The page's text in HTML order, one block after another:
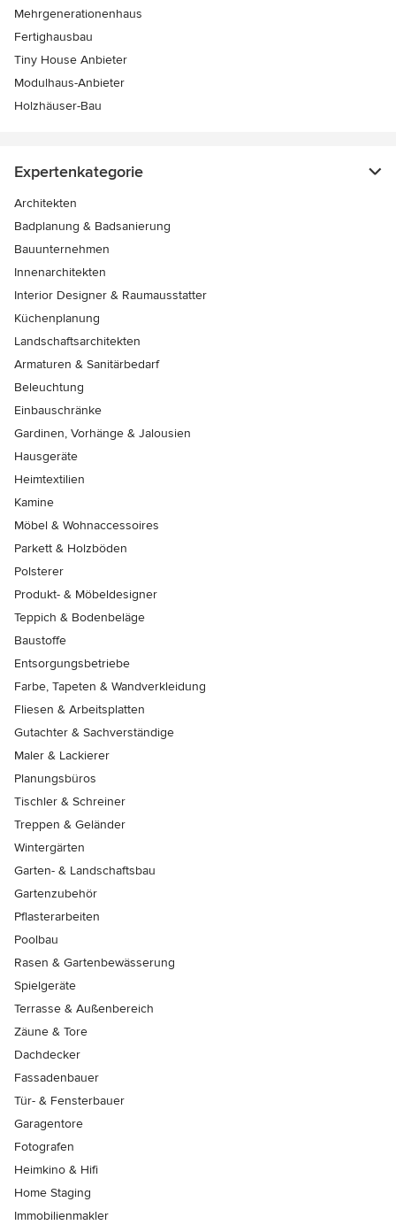
Mehrgenerationenhaus
Fertighausbau
Tiny House Anbieter
Modulhaus-Anbieter
Holzhäuser-Bau
Expertenkategorie
Architekten
Badplanung & Badsanierung
Bauunternehmen
Innenarchitekten
Interior Designer & Raumausstatter
Küchenplanung
Landschaftsarchitekten
Armaturen & Sanitärbedarf
Beleuchtung
Einbauschränke
Gardinen, Vorhänge & Jalousien
Hausgeräte
Heimtextilien
Kamine
Möbel & Wohnaccessoires
Parkett & Holzböden
Polsterer
Produkt- & Möbeldesigner
Teppich & Bodenbeläge
Baustoffe
Entsorgungsbetriebe
Farbe, Tapeten & Wandverkleidung
Fliesen & Arbeitsplatten
Gutachter & Sachverständige
Maler & Lackierer
Planungsbüros
Tischler & Schreiner
Treppen & Geländer
Wintergärten
Garten- & Landschaftsbau
Gartenzubehör
Pflasterarbeiten
Poolbau
Rasen & Gartenbewässerung
Spielgeräte
Terrasse & Außenbereich
Zäune & Tore
Dachdecker
Fassadenbauer
Tür- & Fensterbauer
Garagentore
Fotografen
Heimkino & Hifi
Home Staging
Immobilienmakler